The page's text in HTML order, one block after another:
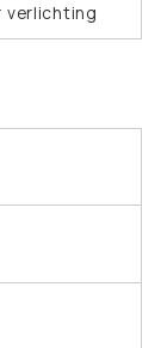
verlichting